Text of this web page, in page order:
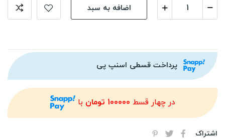
اضافه به سبد
پرداخت قسطی اسنپ پی
در چهار قسط 100000 تومان با
اشتراک